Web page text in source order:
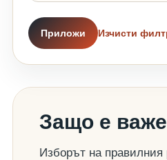
Приложи Изчисти
Защо е
Изборът на